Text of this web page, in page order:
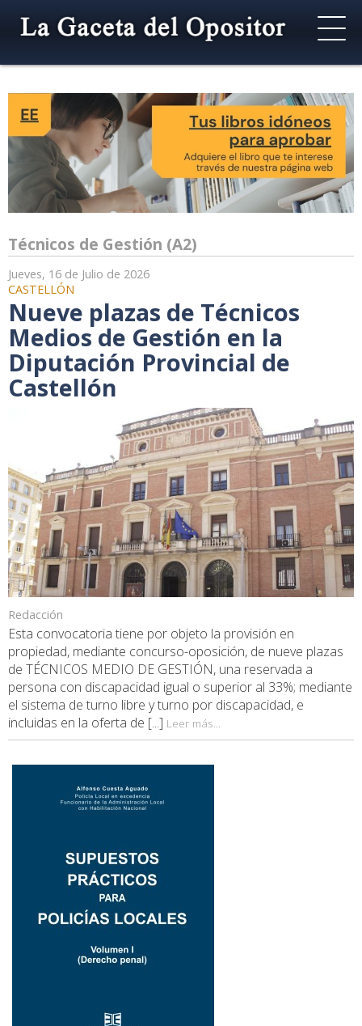
Técnicos de Gestión (A2)
Jueves, 16 de Julio de 2026
CASTELLÓN
Nueve plazas de Técnicos
Medios de Gestión en la
Diputación Provincial de
Castellón
Redacción
Esta convocatoria tiene por objeto la provisión en
propiedad, mediante concurso-oposición, de nueve plazas
de TÉCNICOS MEDIO DE GESTIÓN, una reservada a
persona con discapacidad igual o superior al 33%; mediante
el sistema de turno libre y turno por discapacidad, e
incluidas en la oferta de [...] Leer más...